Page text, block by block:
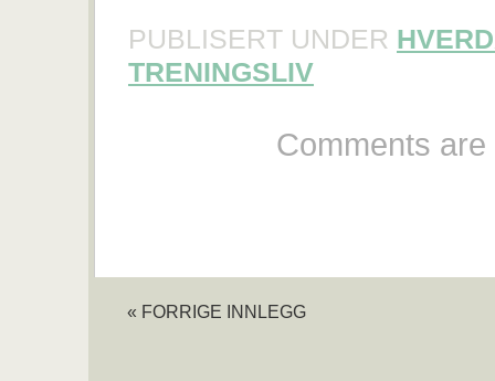
PUBLISERT UNDER
TRENINGSLIV
Comments
« FORRIGE INNLEGG